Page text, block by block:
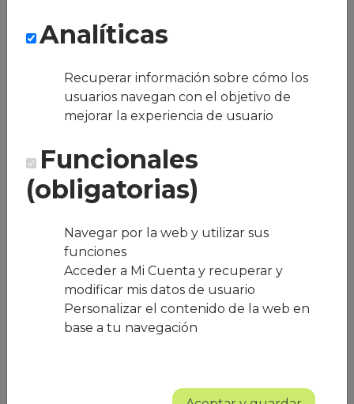
comedor ni gestión compleja.
La solución incluyó:
proveedores locales.
Opciones adaptadas a diferentes
necesidades alimentarias.
Flexibilidad en las modalidades de
Plataforma de gestión con KPIs y
Acceso individual para cada empleado,
sin intervención constante del equipo
Servicio de catering para eventos y
momentos puntuales.
Centralización de pagos y
acompañamiento mediante un gestor
Testimonio
con los restaurantes, sin necesidad de una
Analíticas
Recuperar información sobre cómo los
usuarios navegan con el objetivo de
mejorar la experiencia de usuario
Funcionales
(obligatorias)
Navegar por la web y utilizar sus
funciones
Acceder a Mi Cuenta y recuperar y
modificar mis datos de usuario
Personalizar el contenido de la web en
base a tu navegación